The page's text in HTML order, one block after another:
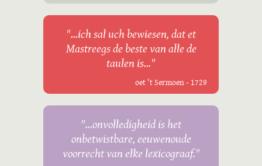
"...ich sal uch bewiesen, dat et
Mastreegs de beste van alle de
taulen is..."
oet 't Sermoen - 1729
"...onvolledigheid is het
onbetwistbare, eeuwenoude
voorrecht van elke lexicograaf."